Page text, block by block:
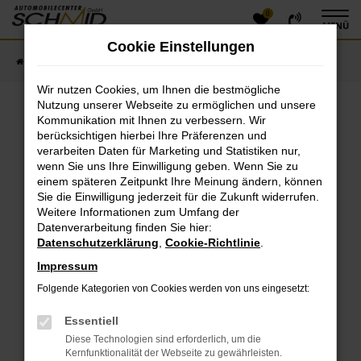
Zum
Hauptinhalt
0
MENÜ
Fehler: Network Error
Beim Laden ist ein Fehler aufgetreten.
Hier sind ein paar Tipps, die dir helfen können:
Überprüfe deine Firewall und deine
Internetverbindung.
Laden andere Webseiten, zum Beispiel deine
Suchmaschine?
Prüfe deine Browsererweiterungen.
das Laden bestimmter Seiten verhindern.
Funktioniert die Seite in einem anderen Browser
oder in einem privaten Fenster?
Cookie Einstellungen
Wir nutzen Cookies, um Ihnen die bestmögliche
Nutzung unserer Webseite zu ermöglichen und unsere
Kommunikation mit Ihnen zu verbessern. Wir
berücksichtigen hierbei Ihre Präferenzen und
verarbeiten Daten für Marketing und Statistiken nur,
wenn Sie uns Ihre Einwilligung geben. Wenn Sie zu
einem späteren Zeitpunkt Ihre Meinung ändern, können
Sie die Einwilligung jederzeit für die Zukunft widerrufen.
Weitere Informationen zum Umfang der
Datenverarbeitung finden Sie hier:
Datenschutzerklärung Cookie-Richtlinie
Impressum
Folgende Kategorien von Cookies werden von uns eingesetzt:
Essentiell
Diese Technologien sind erforderlich, um die
Kernfunktionalität der Webseite zu gewährleisten.